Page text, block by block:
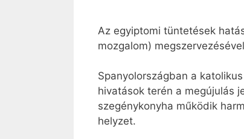
Az egyiptomi tüntetések
mozgalom)
Spanyolországban a
hivatások terén a megújulás
szegénykonyha működik
helyzet.